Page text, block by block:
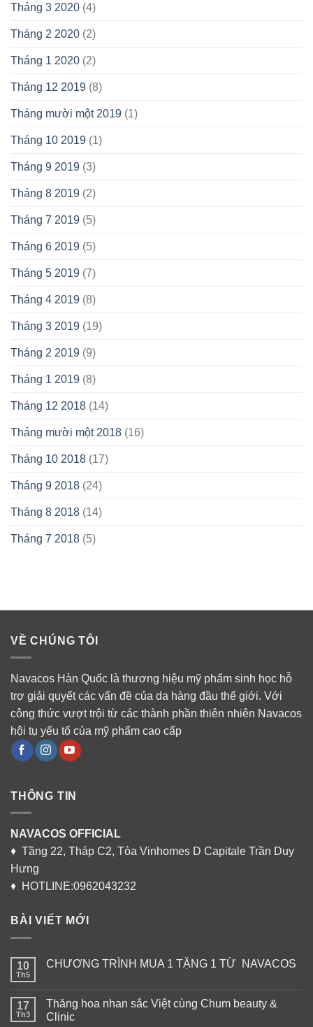
Tháng 3 2020 (4)
Tháng 2 2020 (2)
Tháng 1 2020 (2)
Tháng 12 2019 (8)
Tháng mười một 2019 (1)
Tháng 10 2019 (1)
Tháng 9 2019 (3)
Tháng 8 2019 (2)
Tháng 7 2019 (5)
Tháng 6 2019 (5)
Tháng 5 2019 (7)
Tháng 4 2019 (8)
Tháng 3 2019 (19)
Tháng 2 2019 (9)
Tháng 1 2019 (8)
Tháng 12 2018 (14)
Tháng mười một 2018 (16)
Tháng 10 2018 (17)
Tháng 9 2018 (24)
Tháng 8 2018 (14)
Tháng 7 2018 (5)
VỀ CHÚNG TÔI
Navacos Hàn Quốc là thương hiệu mỹ phẩm sinh học hỗ
trợ giải quyết các vấn đề của da hàng đầu thế giới. Với
công thức vượt trội từ các thành phần thiên nhiên Navacos
hội tụ yếu tố của mỹ phẩm cao cấp
THÔNG TIN
NAVACOS OFFICIAL
♦ Tầng 22, Tháp C2, Tòa Vinhomes D Capitale Trần Duy
Hưng
♦ HOTLINE:0962043232
BÀI VIẾT MỚI
10
Th5
CHƯƠNG TRÌNH MUA 1 TẶNG 1 TỪ NAVACOS
17
Th3
Thăng hoa nhan sắc Việt cùng Chum beauty &
Clinic